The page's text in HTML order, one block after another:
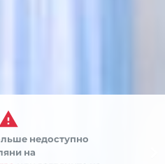

недоступно
на